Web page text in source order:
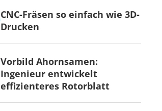
CNC-Fräsen so einfach wie 3D-
Drucken
Vorbild Ahornsamen:
Ingenieur entwickelt
effizienteres Rotorblatt